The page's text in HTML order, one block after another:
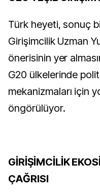
Türk heyeti, sonuç
Girişimcilik Uzman
önerisinin yer
G20 ülkelerinde
mekanizmaları için
öngörülüyor.
GİRİŞİMCİLİK
ÇAĞRISI